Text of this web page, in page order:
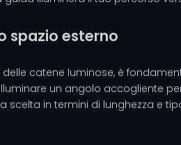
spazio esterno
catene luminose, è
un angolo accogliente
scelta in termini di lunghezza e